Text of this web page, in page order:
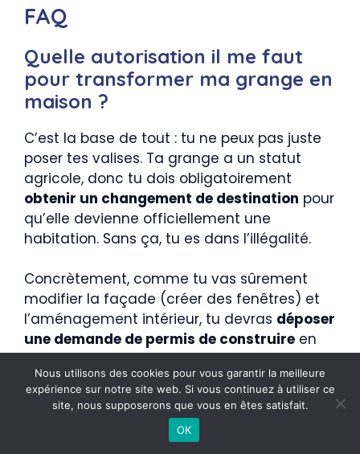
FAQ
Quelle autorisation il me faut
pour transformer ma grange en
maison ?
C’est la base de tout : tu ne peux pas juste
poser tes valises. Ta grange a un statut
agricole, donc tu dois obligatoirement
obtenir un changement de destination pour
qu’elle devienne officiellement une
habitation. Sans ça, tu es dans l’illégalité.
Concrètement, comme tu vas sûrement
modifier la façade (créer des fenêtres) et
l’aménagement intérieur, tu devras déposer
une demande de permis de construire en
mairie. C’est le sésame indispensable pour
lancer les travaux.
La mairie peut-elle me refuser
ce changement de destination ?
Nous utilisons des cookies pour vous garantir la meilleure
expérience sur notre site web. Si vous continuez à utiliser ce
site, nous supposerons que vous en êtes satisfait.
OK